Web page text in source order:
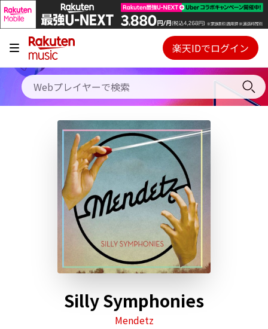
キャンペーン
料金プラン
使い方
初回30日間無料お試し
Webプレイヤー
ご契約内容の確認・変更
楽天IDでログイン
Silly Symphonies
Mendetz